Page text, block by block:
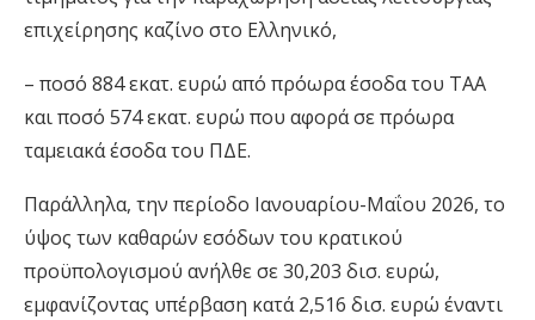
επιχείρησης καζίνο στο Ελληνικό,
– ποσό 884 εκατ. ευρώ από πρόωρα έσοδα του ΤΑΑ
και ποσό 574 εκατ. ευρώ που αφορά σε πρόωρα
ταμειακά έσοδα του ΠΔΕ.
Παράλληλα, την περίοδο Ιανουαρίου-Μαΐου 2026, το
ύψος των καθαρών εσόδων του κρατικού
προϋπολογισμού ανήλθε σε 30,203 δισ. ευρώ,
εμφανίζοντας υπέρβαση κατά 2,516 δισ. ευρώ έναντι